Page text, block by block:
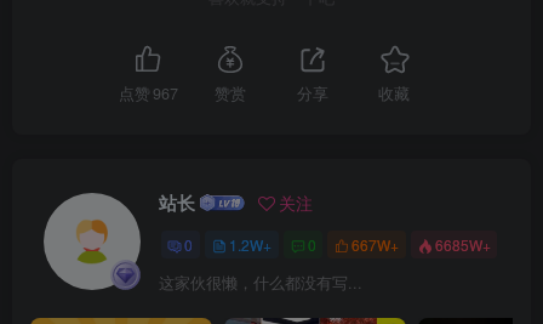
点赞 967 赞赏 分享 收藏
站长 关注
0 1.2W+ 0 667W+ 6685W+
这家伙很懒，什么都没有写...